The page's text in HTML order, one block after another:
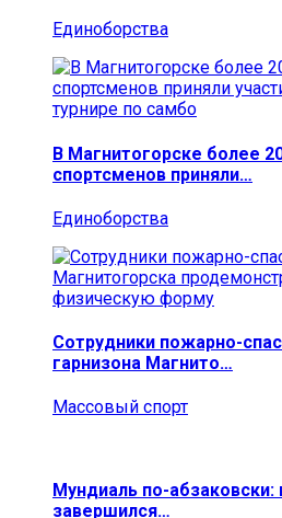
Единоборства
В Магнитогорске более
спортсменов приняли…
Единоборства
Сотрудники пожарно-
гарнизона Магнито…
Массовый спорт
Мундиаль по-абзаковски:
завершился…